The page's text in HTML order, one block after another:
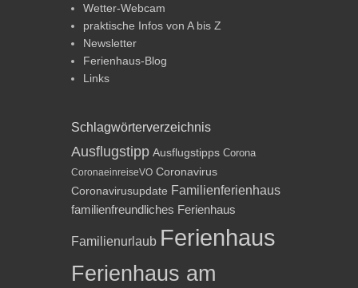
Wetter-Webcam
praktische Infos von A bis Z
Newsletter
Ferienhaus-Blog
Links
Schlagwörterverzeichnis
Ausflugstipp Ausflugstipps Corona
CoronaeinreiseVO Coronavirus
Coronavirusupdate Familienferienhaus
familienfreundliches Ferienhaus
Familienurlaub Ferienhaus
Ferienhaus am